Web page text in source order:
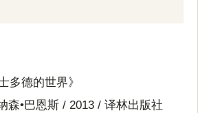
多德的世界》
森•巴恩斯 / 2013 / 译林出版社